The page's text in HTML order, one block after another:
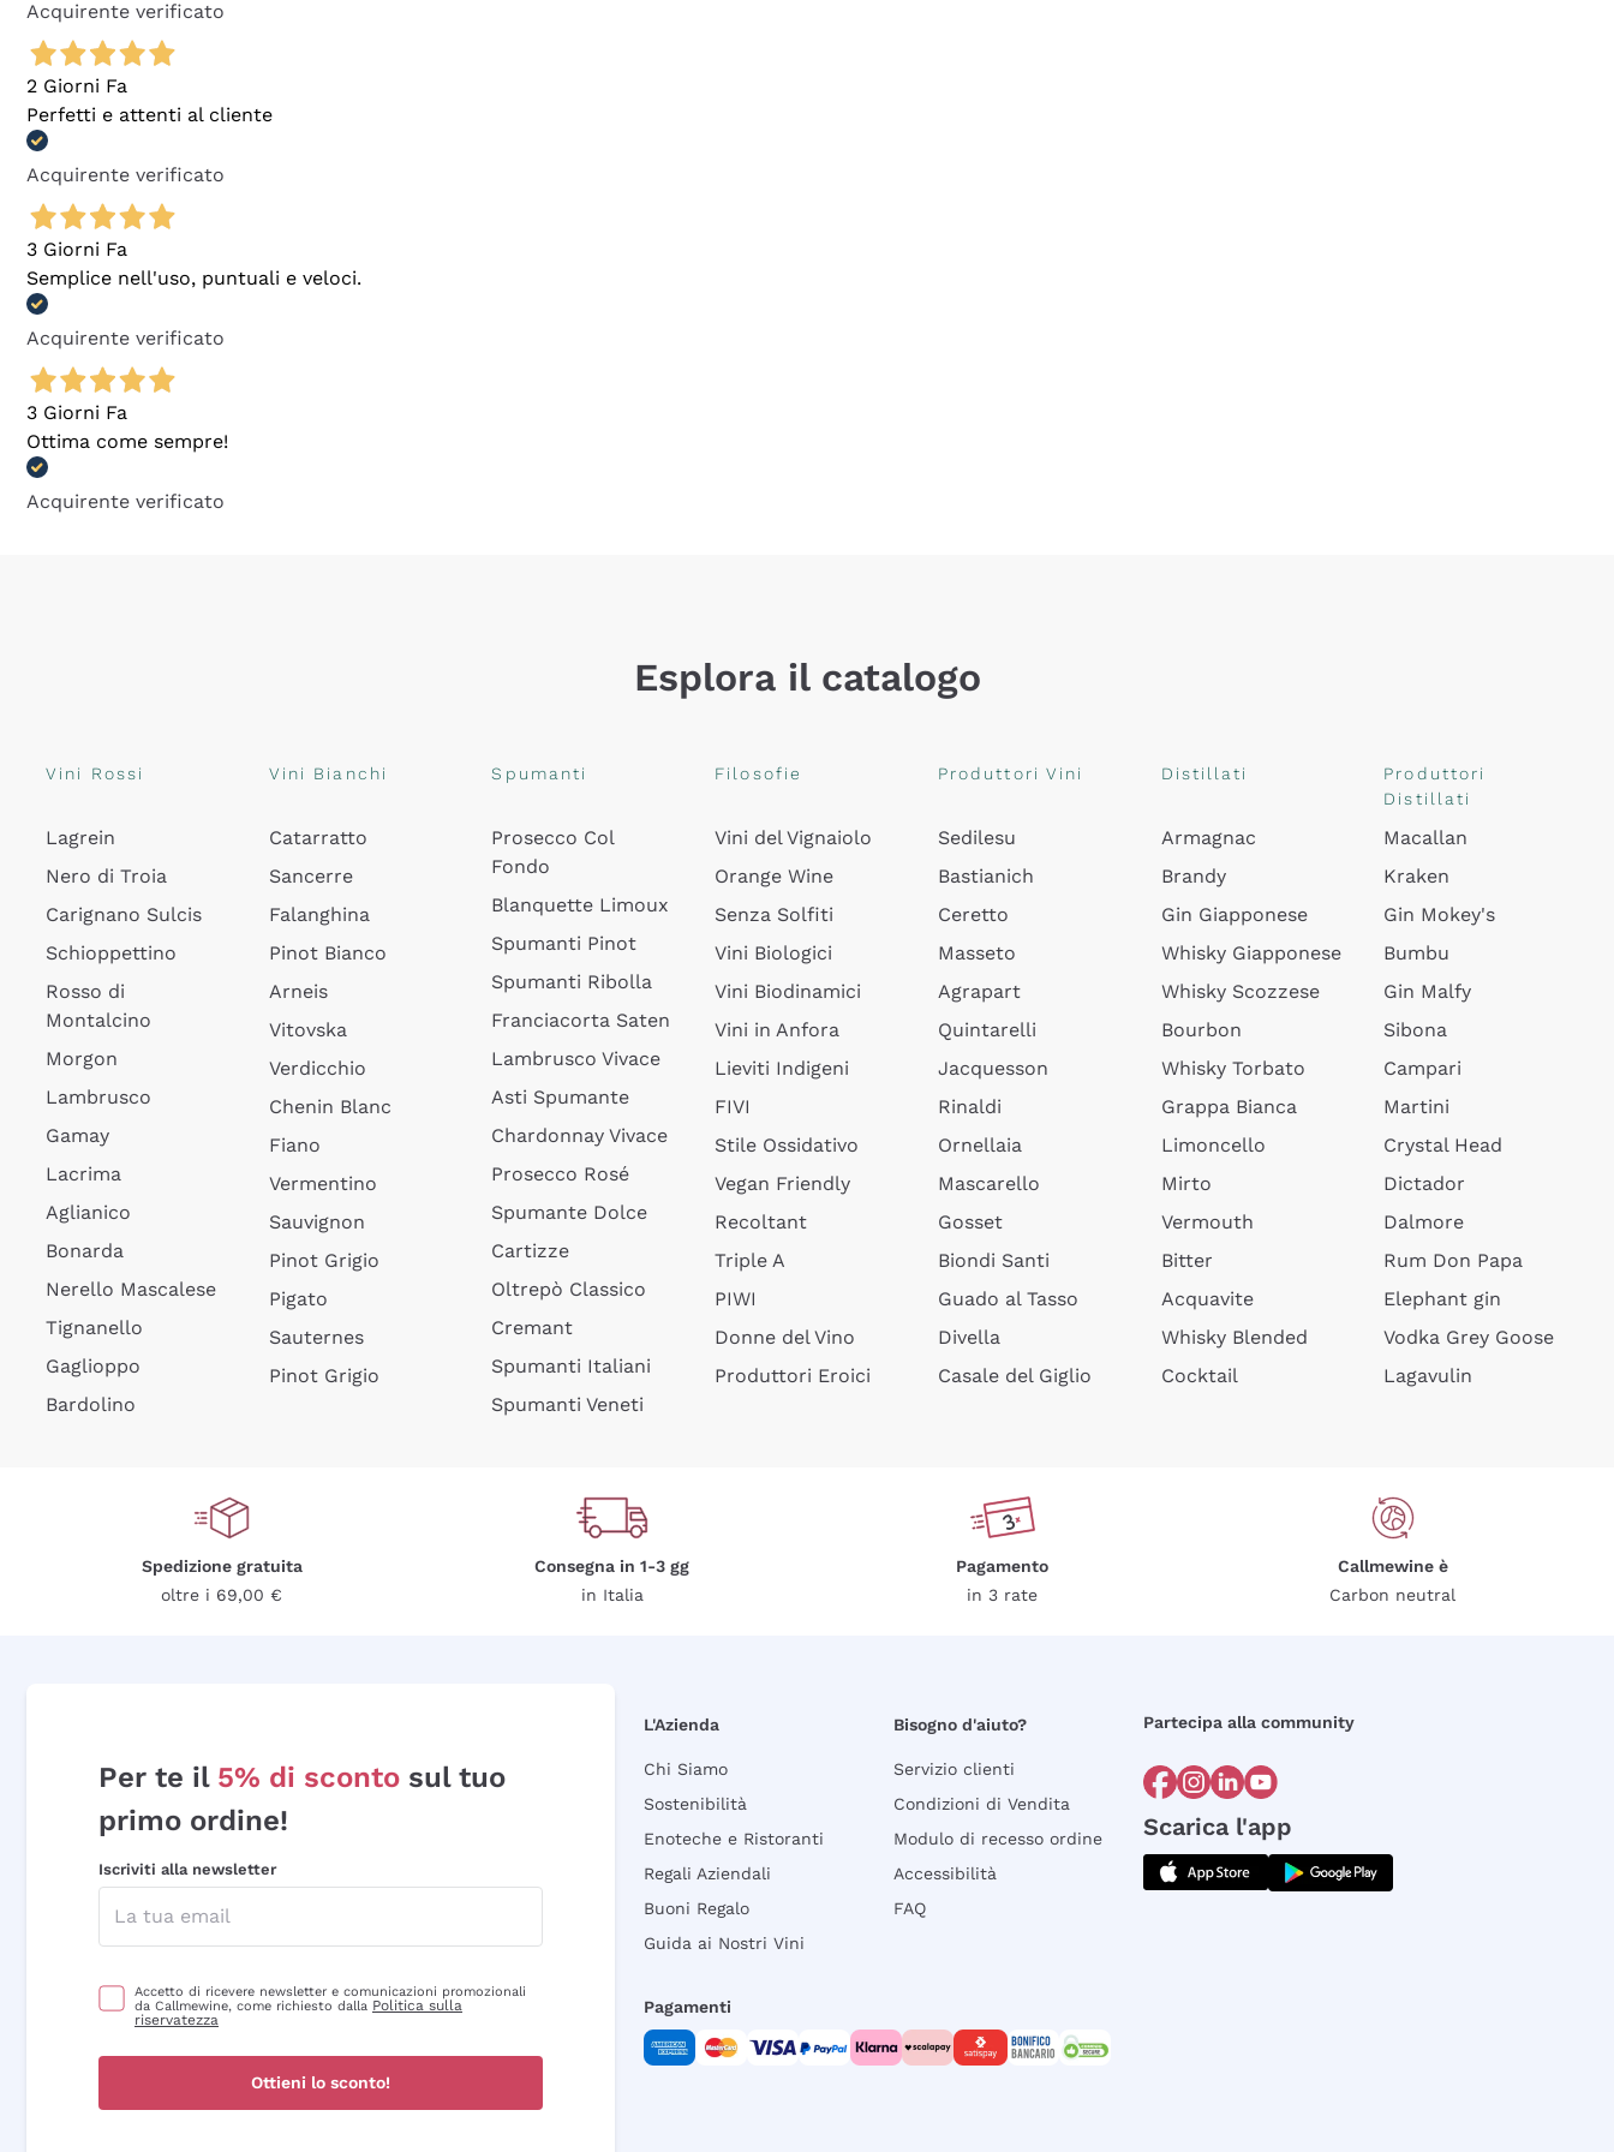
Acquirente verificato
2 Giorni Fa
Perfetti e attenti al cliente
Acquirente verificato
3 Giorni Fa
Semplice nell'uso, puntuali e veloci.
Acquirente verificato
3 Giorni Fa
Ottima come sempre!
Acquirente verificato
Esplora il catalogo
Vini Rossi
Lagrein
Nero di Troia
Carignano Sulcis
Schioppettino
Rosso di
Montalcino
Morgon
Lambrusco
Gamay
Lacrima
Aglianico
Bonarda
Nerello Mascalese
Tignanello
Gaglioppo
Bardolino
Vini Bianchi
Catarratto
Sancerre
Falanghina
Pinot Bianco
Arneis
Vitovska
Verdicchio
Chenin Blanc
Fiano
Vermentino
Sauvignon
Pinot Grigio
Pigato
Sauternes
Pinot Grigio
Spumanti
Prosecco Col
Fondo
Blanquette Limoux
Spumanti Pinot
Spumanti Ribolla
Franciacorta Saten
Lambrusco Vivace
Asti Spumante
Chardonnay Vivace
Prosecco Rosé
Spumante Dolce
Cartizze
Oltrepò Classico
Cremant
Spumanti Italiani
Spumanti Veneti
Filosofie
Vini del Vignaiolo
Orange Wine
Senza Solfiti
Vini Biologici
Vini Biodinamici
Vini in Anfora
Lieviti Indigeni
FIVI
Stile Ossidativo
Vegan Friendly
Recoltant
Triple A
PIWI
Donne del Vino
Produttori Eroici
Produttori Vini
Sedilesu
Bastianich
Ceretto
Masseto
Agrapart
Quintarelli
Jacquesson
Rinaldi
Ornellaia
Mascarello
Gosset
Biondi Santi
Guado al Tasso
Divella
Casale del Giglio
Distillati
Armagnac
Brandy
Gin Giapponese
Whisky Giapponese
Whisky Scozzese
Bourbon
Whisky Torbato
Grappa Bianca
Limoncello
Mirto
Vermouth
Bitter
Acquavite
Whisky Blended
Cocktail
Produttori
Distillati
Macallan
Kraken
Gin Mokey's
Bumbu
Gin Malfy
Sibona
Campari
Martini
Crystal Head
Dictador
Dalmore
Rum Don Papa
Elephant gin
Vodka Grey Goose
Lagavulin
Spedizione gratuita
oltre i 69,00 €
Consegna in 1-3 gg
in Italia
Pagamento
in 3 rate
Callmewine è
Carbon neutral
Per te il 5% di sconto sul tuo
primo ordine!
Iscriviti alla newsletter
Accetto di ricevere newsletter e comunicazioni promozionali
da Callmewine, come richiesto dalla Politica sulla
riservatezza
Ottieni lo sconto!
L'Azienda
Chi Siamo
Sostenibilità
Enoteche e Ristoranti
Regali Aziendali
Buoni Regalo
Guida ai Nostri Vini
Bisogno d'aiuto?
Servizio clienti
Condizioni di Vendita
Modulo di recesso ordine
Accessibilità
FAQ
Partecipa alla community
Scarica l'app
Pagamenti